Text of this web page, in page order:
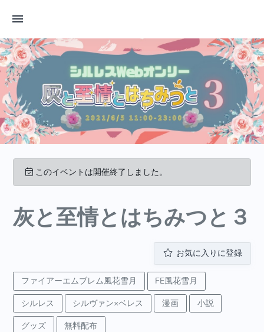
このイベントは開催終了しました。
灰と至情とはちみつと３
お気に入りに登録
ファイアーエムブレム風花雪月
FE風花雪月
シルレス
シルヴァン×ベレス 漫画
小説
グッズ
無料配布